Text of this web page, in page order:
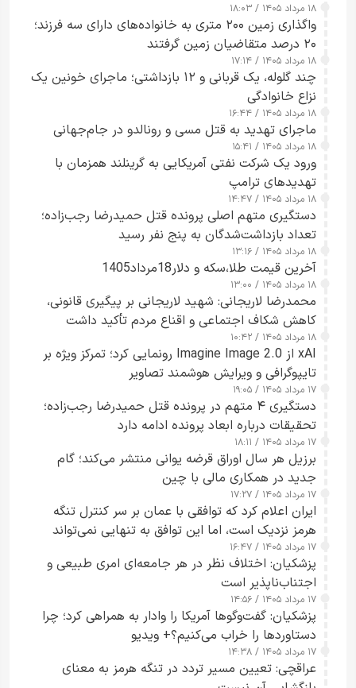
۱۸ مرداد ۱۴۰۵ / ۱۸:۰۳
واگذاری زمین ۲۰۰ متری به خانواده‌های دارای سه فرزند؛
۲۰ درصد متقاضیان زمین گرفتند
۱۸ مرداد ۱۴۰۵ / ۱۷:۱۴
چند گلوله، یک قربانی و ۱۲ بازداشتی؛ ماجرای خونین یک
نزاع خانوادگی
۱۸ مرداد ۱۴۰۵ / ۱۶:۴۴
ماجرای تهدید به قتل مسی و رونالدو در جام‌جهانی
۱۸ مرداد ۱۴۰۵ / ۱۵:۴۱
ورود یک شرکت نفتی آمریکایی به گرینلند همزمان با
تهدیدهای ترامپ
۱۸ مرداد ۱۴۰۵ / ۱۴:۴۷
دستگیری متهم اصلی پرونده قتل حمیدرضا رجب‌زاده؛
تعداد بازداشت‌شدگان به پنج نفر رسید
۱۸ مرداد ۱۴۰۵ / ۱۳:۱۶
آخرین قیمت طلا،سکه و دلار18مرداد1405
۱۸ مرداد ۱۴۰۵ / ۱۳:۰۰
محمدرضا لاریجانی: شهید لاریجانی بر پیگیری قانونی،
کاهش شکاف اجتماعی و اقناع مردم تأکید داشت
۱۸ مرداد ۱۴۰۵ / ۱۰:۴۲
xAI از Imagine Image 2.0 رونمایی کرد؛ تمرکز ویژه بر
تایپوگرافی و ویرایش هوشمند تصاویر
۱۷ مرداد ۱۴۰۵ / ۱۹:۰۵
دستگیری ۴ متهم در پرونده قتل حمیدرضا رجب‌زاده؛
تحقیقات درباره ابعاد پرونده ادامه دارد
۱۷ مرداد ۱۴۰۵ / ۱۸:۱۱
برزیل هر سال اوراق قرضه یوانی منتشر می‌کند؛ گام
جدید در همکاری مالی با چین
۱۷ مرداد ۱۴۰۵ / ۱۷:۲۷
ایران اعلام کرد که توافقی با عمان بر سر کنترل تنگه
هرمز نزدیک است، اما این توافق به تنهایی نمی‌تواند
آبراه را آزاد کند
۱۷ مرداد ۱۴۰۵ / ۱۶:۴۷
پزشکیان: اختلاف نظر در هر جامعه‌ای امری طبیعی و
اجتناب‌ناپذیر است
۱۷ مرداد ۱۴۰۵ / ۱۴:۵۶
پزشکیان: گفت‌وگوها آمریکا را وادار به همراهی کرد؛ چرا
دستاوردها را خراب می‌کنیم؟+ ویدیو
۱۷ مرداد ۱۴۰۵ / ۱۴:۳۸
عراقچی: تعیین مسیر تردد در تنگه هرمز به معنای